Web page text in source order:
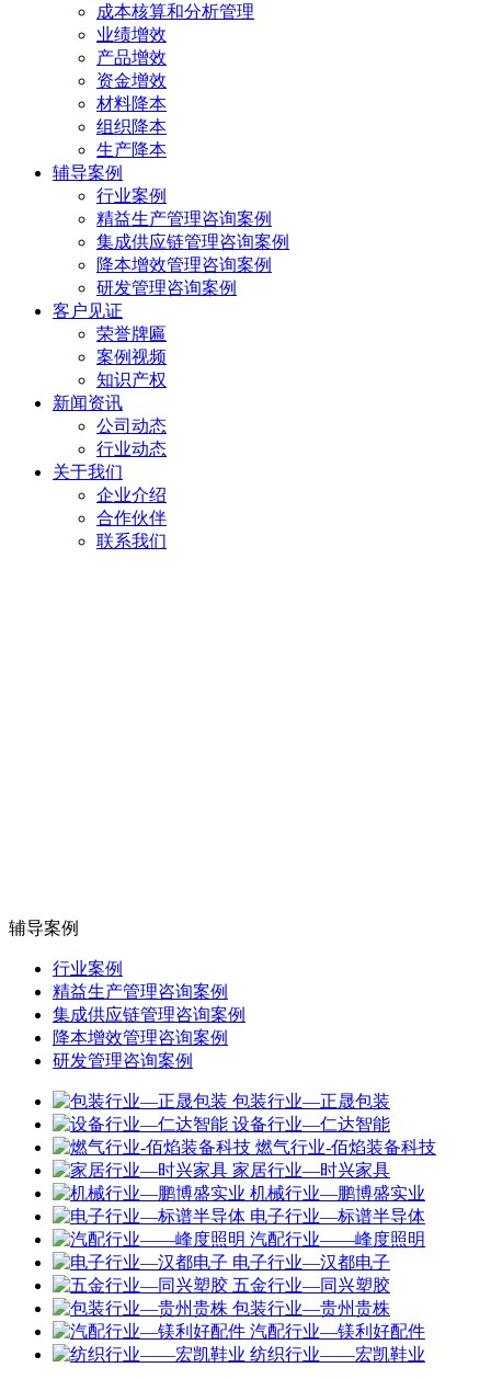
成本核算和分析管理
业绩增效
产品增效
资金增效
材料降本
组织降本
生产降本
辅导案例
行业案例
精益生产管理咨询案例
集成供应链管理咨询案例
降本增效管理咨询案例
研发管理咨询案例
客户见证
荣誉牌匾
案例视频
知识产权
新闻资讯
公司动态
行业动态
关于我们
企业介绍
合作伙伴
联系我们
辅导案例
行业案例
精益生产管理咨询案例
集成供应链管理咨询案例
降本增效管理咨询案例
研发管理咨询案例
包装行业—正晟包装
设备行业—仁达智能
燃气行业-佰焰装备科技
家居行业—时兴家具
机械行业—鹏博盛实业
电子行业—标谱半导体
汽配行业——峰度照明
电子行业—汉都电子
五金行业—同兴塑胶
包装行业—贵州贵株
汽配行业—镁利好配件
纺织行业——宏凯鞋业